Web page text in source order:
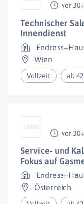
vor
Technischer
Innendienst
Wien
Vollzeit ab
vor
Service- und
Fokus auf
Österreich